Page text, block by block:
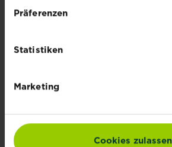
Präferenzen
Statistiken
Marketing
Cookies zulassen